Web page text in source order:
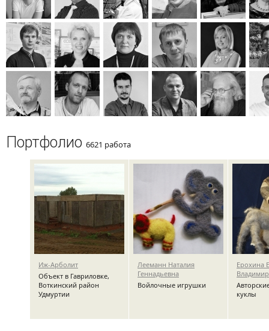
Портфолио 6621 работа
Иж-Арболит
Объект в Гавриловке,
Воткинский район
Удмуртии
Лееманн Наталия
Геннадьевна
Войлочные игрушки
Ерохина
куклы